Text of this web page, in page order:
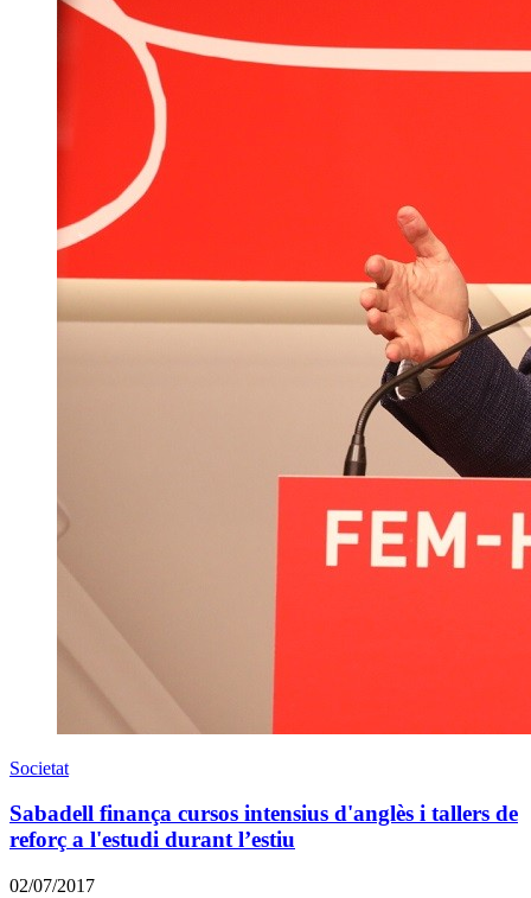
Societat
Sabadell finança cursos intensius d'anglès i tallers de
reforç a l'estudi durant l’estiu
02/07/2017